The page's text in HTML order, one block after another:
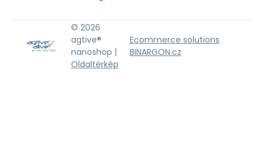
© 2026
agtive®
nanoshop |
Oldaltérkép
Ecommerce solutions
BINARGON.cz